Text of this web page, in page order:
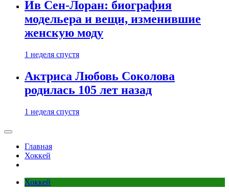
Ив Сен-Лоран: биография
модельера и вещи, изменившие
женскую моду
1 неделя спустя
Актриса Любовь Соколова
родилась 105 лет назад
1 неделя спустя
Главная
Хоккей
Хоккей